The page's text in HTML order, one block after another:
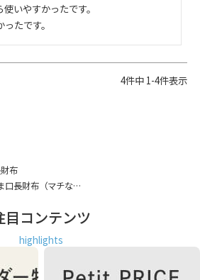
いやすかったです。
たです。
4件中 1-4件表示
布
口長財布（マチな…
目コンテンツ
highlights